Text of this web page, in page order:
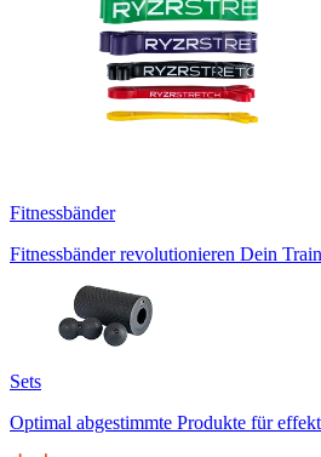
Fitnessbänder
Fitnessbänder revolutionieren Dein
Sets
Optimal abgestimmte Produkte für